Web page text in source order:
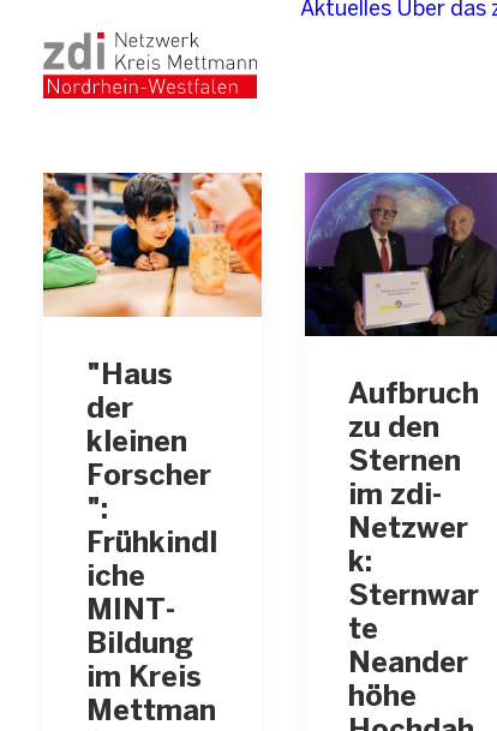
Aktuelles Über das
"Haus
der
kleinen
Forscher
":
Frühkindl
iche
MINT-
Bildung
im Kreis
Mettman
Aufbruch
zu den
Sternen
im zdi-
Netzwer
k:
Sternwar
te
Neander
höhe